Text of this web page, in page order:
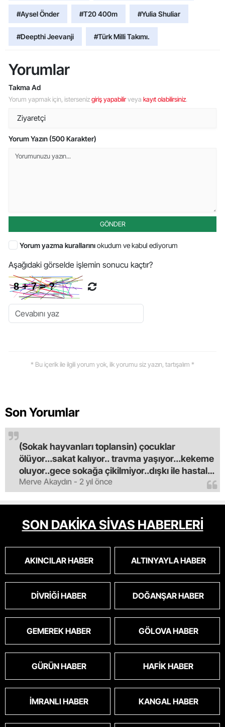
#Aysel Önder #T20 400m #Yulia Shuliar
#Deepthi Jeevanji #Türk Milli Takımı.
Yorumlar
Takma Ad
Yorum yapmak için, istersenizgiriş yapabilirveya kayıt olabilirsiniz.
Yorum Yazın (500 Karakter)
GÖNDER
Yorum yazma kurallarınıokudum ve kabul ediyorum
Aşağıdaki görselde işlemin sonucu kaçtır?
* Bu içerik ile ilgili yorum yok, ilk yorumu siz yazın, tartışalım *
Son Yorumlar
Merve Akaydın - 2 yıl önce
(Sokak hayvanları toplansin) çocuklar
ölüyor...sakat kalıyor.. travma yaşıyor...kekeme
oluyor..gece sokağa çikilmiyor..dışkı ile hastalık
saciyorlar.araba ve taksi olmadan eve
gldemiyoruz.artik bıktık.mama lobisinden para
alan tipler yüzünden bu vahşi hayvanlar
masum algısı yapılıyor.iki gün aç kalsa kendi
cinsini bile öldüren bu kopekler derhal
oldu.korkuyoruz.
SON DAKİKA SİVAS HABERLERİ
AKINCILAR HABER ALTINYAYLA HABER
DIVRIĞI HABER DOĞANŞAR HABER
GEMEREK HABER GÖLOVA HABER
GÜRÜN HABER HAFIK HABER
İMRANLI HABER KANGAL HABER